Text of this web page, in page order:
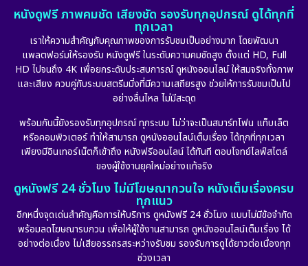
หนังดูฟรี ภาพคมชัด เสียงชัด รองรับทุกอุปกรณ์ ดูได้ทุกที่
ทุกเวลา
เราให้ความสำคัญกับคุณภาพของการรับชมเป็นอย่างมาก โดยพัฒนา
แพลตฟอร์มให้รองรับ หนังดูฟรี ในระดับความคมชัดสูง ตั้งแต่ HD, Full
HD ไปจนถึง 4K เพื่อยกระดับประสบการณ์ ดูหนังออนไลน์ ให้สมจริงทั้งภาพ
และเสียง ควบคู่กับระบบสตรีมมิ่งที่มีความเสถียรสูง ช่วยให้การรับชมเป็นไป
อย่างลื่นไหล ไม่มีสะดุด
พร้อมกันนี้ยังรองรับทุกอุปกรณ์ ทุกระบบ ไม่ว่าจะเป็นสมาร์ทโฟน แท็บเล็ต
หรือคอมพิวเตอร์ ทำให้สามารถ ดูหนังออนไลน์เต็มเรื่อง ได้ทุกที่ทุกเวลา
เพียงมีอินเทอร์เน็ตก็เข้าถึง หนังฟรีออนไลน์ ได้ทันที ตอบโจทย์ไลฟ์สไตล์
ของผู้ใช้งานยุคใหม่อย่างแท้จริง
ดูหนังฟรี 24 ชั่วโมง ไม่มีโฆษณากวนใจ หนังเต็มเรื่องครบ
ทุกแนว
อีกหนึ่งจุดเด่นสำคัญคือการให้บริการ ดูหนังฟรี 24 ชั่วโมง แบบไม่มีข้อจำกัด
พร้อมลดโฆษณารบกวน เพื่อให้ผู้ใช้งานสามารถ ดูหนังออนไลน์เต็มเรื่อง ได้
อย่างต่อเนื่อง ไม่เสียอรรถรสระหว่างรับชม รองรับการดูได้ยาวต่อเนื่องทุก
ช่วงเวลา